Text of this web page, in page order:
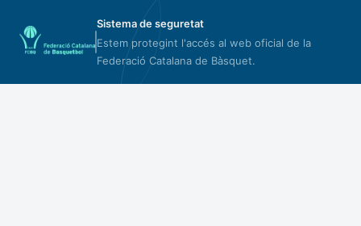
Sistema de seguretat
Estem protegint l'accés al web oficial de la
Federació Catalana de Bàsquet.